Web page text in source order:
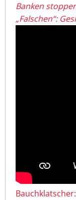
Banken
„Falschen“: